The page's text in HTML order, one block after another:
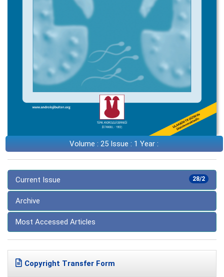
Volume : 25 Issue : 1 Year :
28/2
Current Issue
Archive
Most Accessed Articles
Copyright Transfer Form